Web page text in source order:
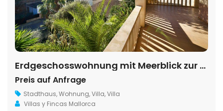
Erdgeschosswohnung mit Meerblick zur Miete in Cala Santanyí
Preis auf Anfrage
Stadthaus,Wohnung,Villa,Villa
Villas y Fincas Mallorca